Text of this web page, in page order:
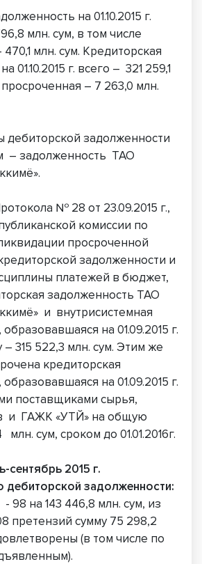
на 01.10.2015 г.
млн. сум, в том числе
млн. сум. Кредиторская
01.10.2015 г. всего – 321 259,1
– 7 263,0 млн.
задолженности
– задолженность ТАО
№ 28 от 23.09.2015 г.,
комиссии по
просроченной
задолженности и
платежей в бюджет,
задолженность ТАО
и внутрисистемная
на 01.09.2015 г.
315 522,3 млн. сум. Этим же
кредиторская
на 01.09.2015 г.
поставщиками сырья,
и ГАЖК «УТЙ» на общую
сум, сроком до 01.01.2016г.
сентябрь 2015 г.
дебиторской задолженности:
98 на 143 446,8 млн. сум, из
претензий сумму 75 298,2
(в том числе по